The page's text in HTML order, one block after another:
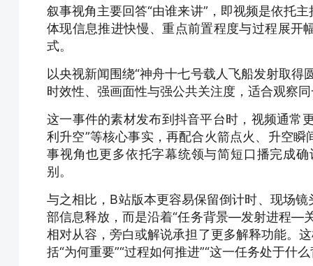
叙事视角主要回答“由谁来讲”，即视频是依托
体现信息推进快慢、重点前置程度与过程展开
式。
以央视新闻围绕“神舟十七号载人飞船发射取
时效性、强画面性与强公共关注度，适合观察
这一事件的素材发布到抖音平台时，视频通常
利升空”等核心事实，再配合火箭点火、升空
事视角也更多依托字幕统领与简短口播完成
别。
与之相比，B站版本更容易保留倒计时、现场
部信息释放，而是沿着“任务背景—发射进程—
相对从容，旁白或解说承担了更多解释功能。
括“为何重要”“过程如何推进”“这一任务处于什